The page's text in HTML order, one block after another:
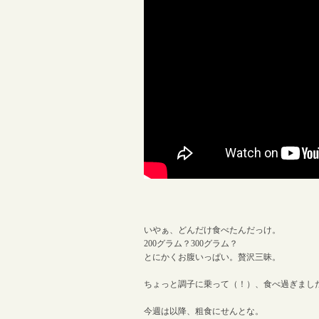
いやぁ、どんだけ食べたんだっけ。
200グラム？300グラム？
とにかくお腹いっぱい。贅沢三昧。
ちょっと調子に乗って（！）、食べ過ぎまし
今週は以降、粗食にせんとな。